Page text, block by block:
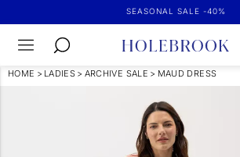
SEASONAL SALE -40%
HOME > LADIES > ARCHIVE SALE > MAUD DRESS